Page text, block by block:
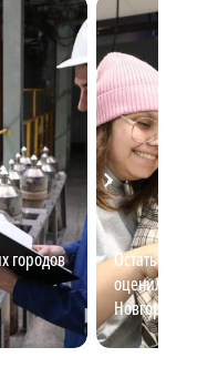
городов
Остаться
оценила
Новгорода